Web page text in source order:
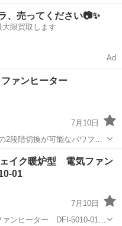
げ・検査スタッフ
、売ってください📷✨
限買取します
Ad
ァンヒーター
7月10日
2段階切換が可能なパワフル
- 型
/ ...
空調家電
イク暖炉型 電気ファン
01
7月10日
ンヒーター DFI-5010-01